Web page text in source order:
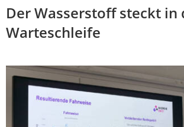
Der Wasserstoff steckt in
Warteschleife